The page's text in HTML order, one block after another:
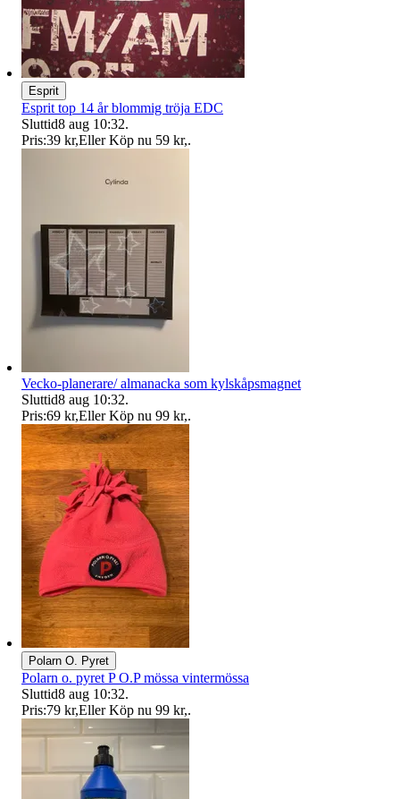
Esprit
Esprit top 14 år blommig tröja EDC
Sluttid8 aug 10:32.
Pris:39 kr,Eller Köp nu 59 kr,.
Vecko-planerare/ almanacka som kylskåpsmagnet
Sluttid8 aug 10:32.
Pris:69 kr,Eller Köp nu 99 kr,.
Polarn O. Pyret
Polarn o. pyret P O.P mössa vintermössa
Sluttid8 aug 10:32.
Pris:79 kr,Eller Köp nu 99 kr,.